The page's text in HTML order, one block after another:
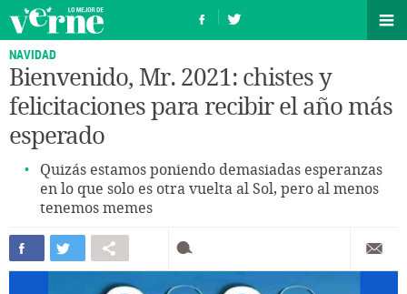
NAVIDAD
Bienvenido, Mr. 2021: chistes y
felicitaciones para recibir el año más
esperado
Quizás estamos poniendo demasiadas esperanzas
en lo que solo es otra vuelta al Sol, pero al menos
tenemos memes